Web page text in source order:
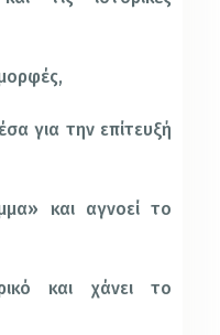
για την επίτευξή
και αγνοεί το
και χάνει το